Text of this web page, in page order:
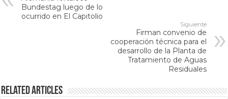
Bundestag luego de lo
ocurrido en El Capitolio
Siguiente
Firman convenio de
cooperación técnica para el
desarrollo de la Planta de
Tratamiento de Aguas
Residuales
Related Articles